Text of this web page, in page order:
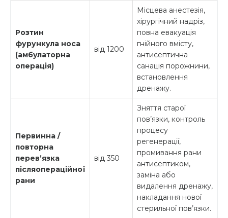
Розтин
фурункула носа
(амбулаторна
операція)
від 1200
Місцева анестезія,
хірургічний надріз,
повна евакуація
гнійного вмісту,
антисептична
санація порожнини,
встановлення
дренажу.
Первинна /
повторна
перев’язка
післяопераційної
рани
від 350
Зняття старої
пов’язки, контроль
процесу
регенерації,
промивання рани
антисептиком,
заміна або
видалення дренажу,
накладання нової
стерильної пов’язки.